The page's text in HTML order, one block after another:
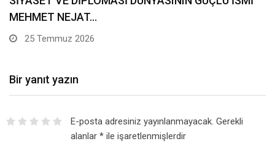
SÖZCÜSÜ AHMET…
20 Temmuz 2026
Bir yanıt yazın
E-posta adresiniz yayınlanmayacak. Gerekli
alanlar *ile işaretlenmişlerdir